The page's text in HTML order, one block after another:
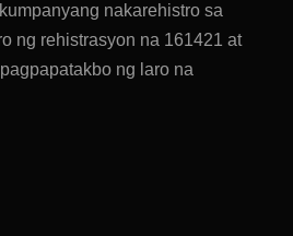
nakarehistro sa
ng rehistrasyon na 161421 at
ng laro na